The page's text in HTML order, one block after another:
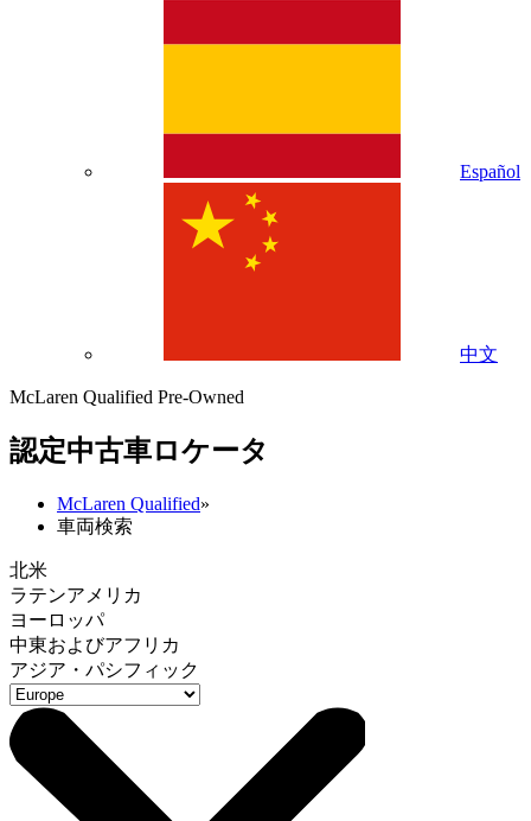
Español
中文
McLaren Qualified Pre-Owned
認定中古車ロケータ
McLaren Qualified»
車両検索
北米
ラテンアメリカ
ヨーロッパ
中東およびアフリカ
アジア・パシフィック